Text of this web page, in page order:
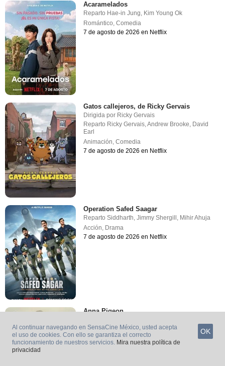
Acaramelados
Reparto Hae-in Jung, Kim Young Ok
Romántico,Comedia
7 de agosto de 2026 en Netflix
Gatos callejeros, de Ricky Gervais
Dirigida por Ricky Gervais
Reparto Ricky Gervais,Andrew Brooke, David
Earl
Animación,Comedia
7 de agosto de 2026 en Netflix
Operation Safed Saagar
RepartoSiddharth ,Jimmy Shergill Mihir Ahuja
Acción Drama
7 de agosto de 2026 en Netflix
Anna Pigeon
RepartoTracy Spiridakos,Manuel Rodriguez-
Saenz,Tricia Helfer
Drama
Al continuar navegando en SensaCine México, usted acepta
el uso de cookies. Con ello se garantiza el correcto
funcionamiento de nuestros servicios. Mira nuestra política de
privacidad
OK